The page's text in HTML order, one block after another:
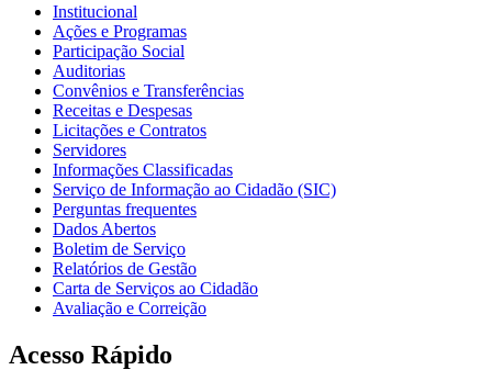
Institucional
Ações e Programas
Participação Social
Auditorias
Convênios e Transferências
Receitas e Despesas
Licitações e Contratos
Servidores
Informações Classificadas
Serviço de Informação ao Cidadão (SIC)
Perguntas frequentes
Dados Abertos
Boletim de Serviço
Relatórios de Gestão
Carta de Serviços ao Cidadão
Avaliação e Correição
Acesso Rápido